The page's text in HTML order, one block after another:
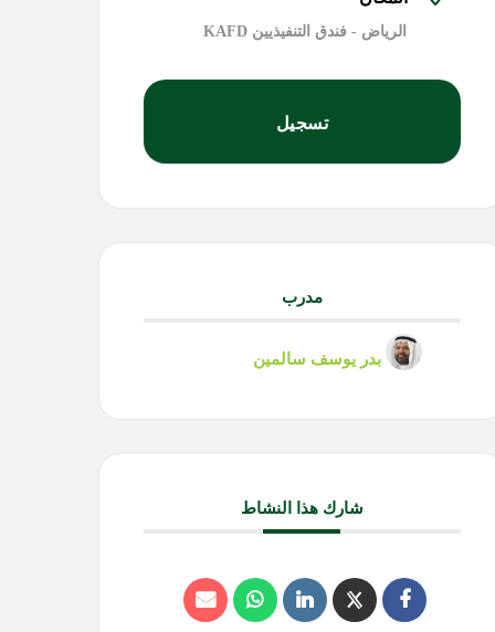
الرياض - فندق التنفيذيين KAFD
تسجيل
مدرب
بدر يوسف سالمين
شارك هذا النشاط